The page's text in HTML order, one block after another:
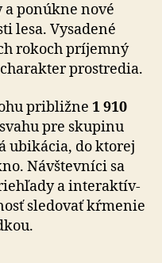
ponúkne nové
lesa. Vysadené
rokoch príjemný
prostredia.
približne 1 910
pre skupinu
ubikácia, do ktorej
Návštevníci sa
a in­ter­ak­tív­
sledovať kŕmenie